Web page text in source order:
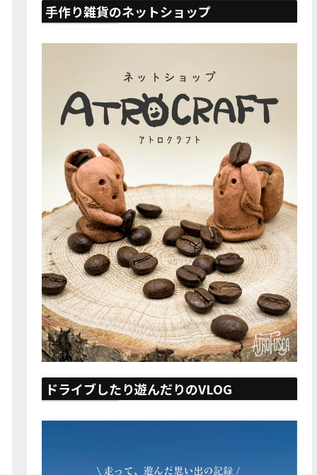
手作り雑貨のネットショップ
ドライブしたり遊んだりのVLOG